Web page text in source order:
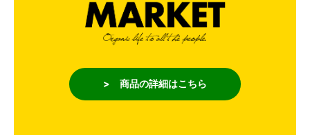
> 商品の詳細はこちら